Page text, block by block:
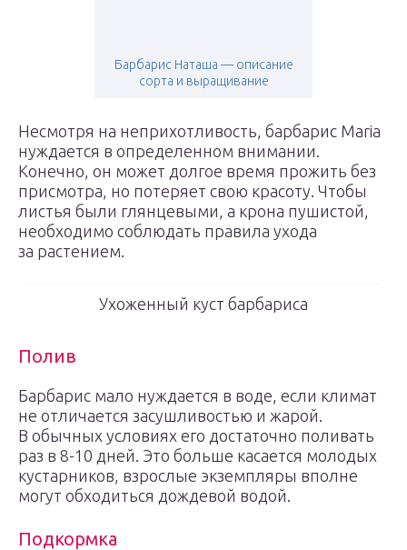
Барбарис Наташа — описание
сорта и выращивание
Несмотря на неприхотливость, барбарис Maria
нуждается в определенном внимании.
Конечно, он может долгое время прожить без
присмотра, но потеряет свою красоту. Чтобы
листья были глянцевыми, а крона пушистой,
необходимо соблюдать правила ухода
за растением.
Ухоженный куст барбариса
Полив
Барбарис мало нуждается в воде, если климат
не отличается засушливостью и жарой.
В обычных условиях его достаточно поливать
раз в 8-10 дней. Это больше касается молодых
кустарников, взрослые экземпляры вполне
могут обходиться дождевой водой.
Подкормка